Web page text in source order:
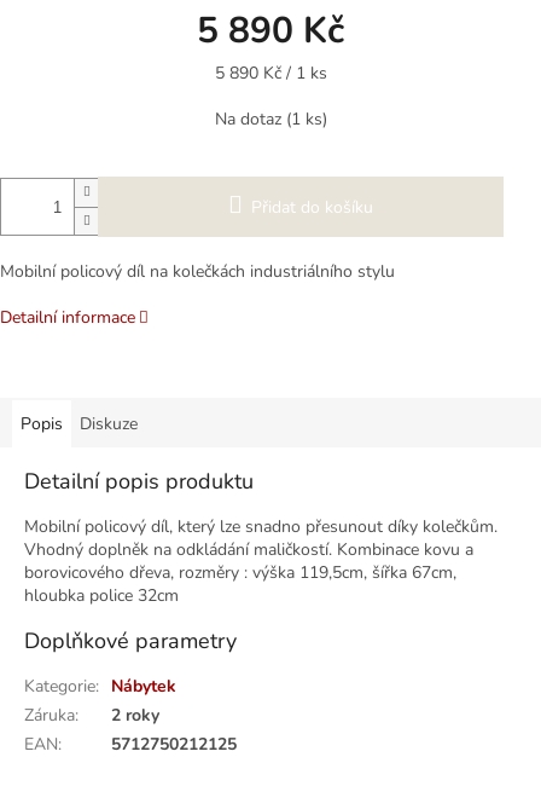
5 890 Kč
Měrná
5 890 Kč / 1 ks
Na dotaz (1 ks)
Přidat do košíku
Mobilní policový díl na kolečkách industriálního stylu
Detailní informace
Popis Diskuze
Detailní popis produktu
Mobilní policový díl, který lze snadno přesunout díky kolečkům.
Vhodný doplněk na odkládání maličkostí. Kombinace kovu a
borovicového dřeva, rozměry : výška 119,5cm, šířka 67cm,
hloubka police 32cm
Doplňkové parametry
Kategorie: Nábytek
Záruka:
2 roky
EAN: 5712750212125